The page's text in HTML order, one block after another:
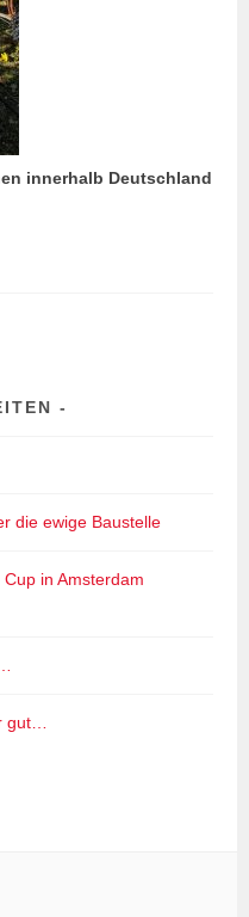
innerhalb Deutschland
die ewige Baustelle
in Amsterdam
gut…